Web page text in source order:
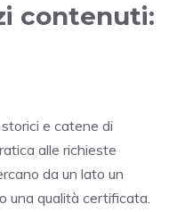
contenuti:
e catene di
alle richieste
da un lato un
una qualità certificata.